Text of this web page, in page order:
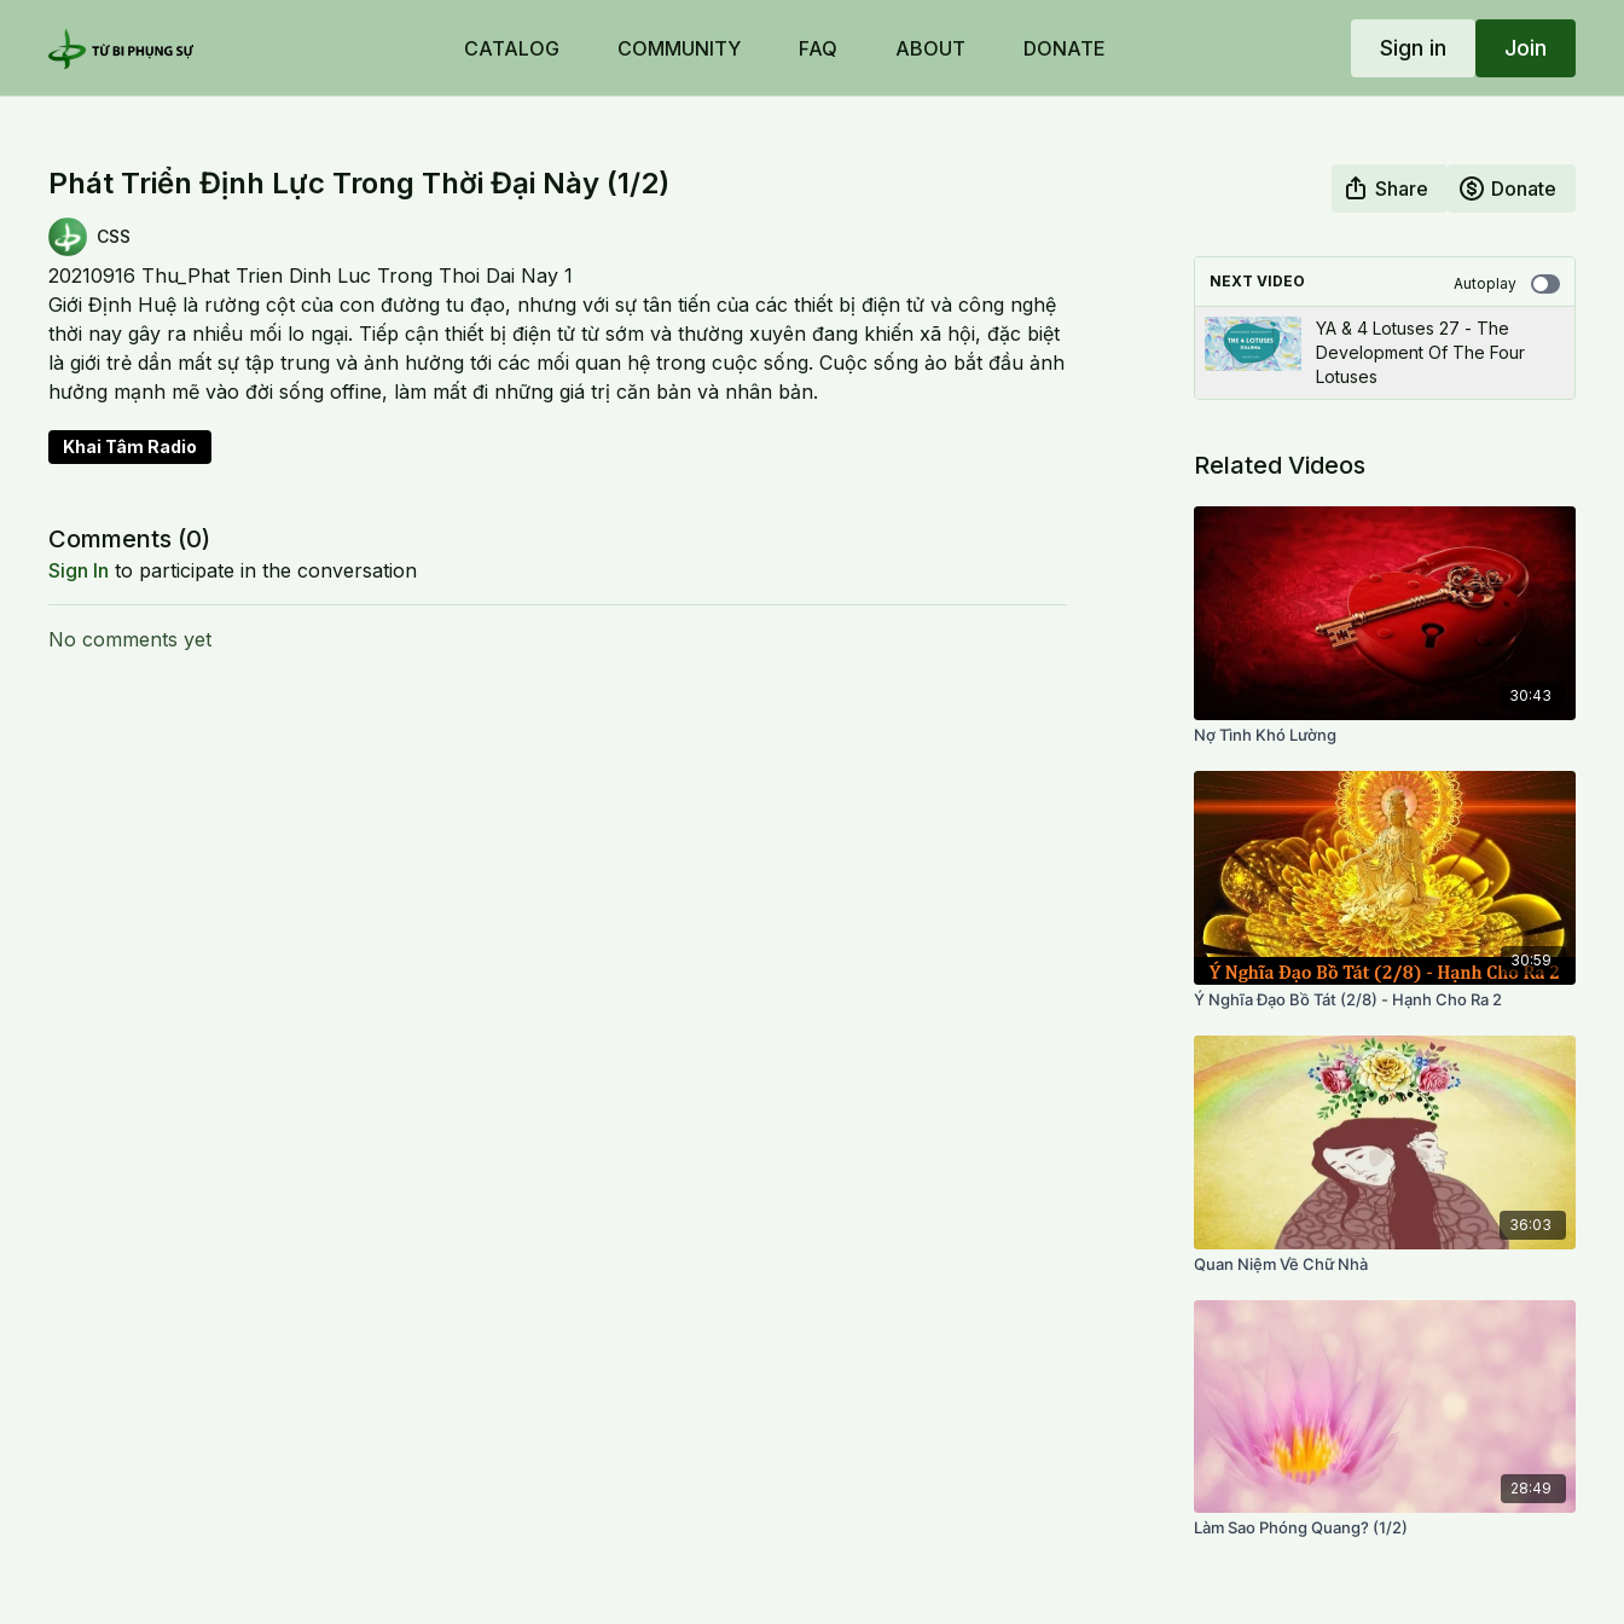
CATALOG COMMUNITY FAQ ABOUT DONATE Sign in Join
Phát Triển Định Lực Trong Thời Đại Này (1/2) Share Donate
CSS
20210916 Thu_Phat Trien Dinh Luc Trong Thoi Dai Nay 1
Giới Định Huệ là rường cột của con đường tu đạo, nhưng với sự tân tiến của các thiết bị điện tử và công nghệ
thời nay gây ra nhiều mối lo ngại. Tiếp cận thiết bị điện tử từ sớm và thường xuyên đang khiến xã hội, đặc biệt
là giới trẻ dần mất sự tập trung và ảnh hưởng tới các mối quan hệ trong cuộc sống. Cuộc sống ảo bắt đầu ảnh
hưởng mạnh mẽ vào đời sống offine, làm mất đi những giá trị căn bản và nhân bản.
Khai Tâm Radio
Comments (0)
Sign In to participate in the conversation
No comments yet
NEXT VIDEO Autoplay
YA & 4 Lotuses 27 - The
Development Of The Four
Lotuses
Related Videos
30:43
Nợ Tình Khó Lường
30:59
Ý Nghĩa Đạo Bồ Tát (2/8) - Hạnh Cho Ra 2
36:03
Quan Niệm Về Chữ Nhà
28:49
Làm Sao Phóng Quang? (1/2)